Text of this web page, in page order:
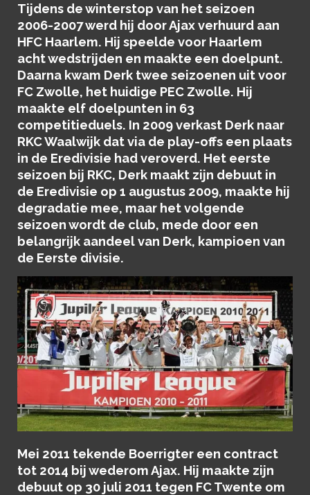
Tijdens de winterstop van het seizoen
2006-2007 werd hij door Ajax verhuurd aan
HFC Haarlem. Hij speelde voor Haarlem
acht wedstrijden en maakte een doelpunt.
Daarna kwam Derk twee seizoenen uit voor
FC Zwolle, het huidige PEC Zwolle. Hij
maakte elf doelpunten in 63
competitieduels. In 2009 verkast Derk naar
RKC Waalwijk dat via de play-offs een plaats
in de Eredivisie had veroverd. Het eerste
seizoen bij RKC, Derk maakt zijn debuut in
de Eredivisie op 1 augustus 2009, maakte hij
degradatie mee, maar het volgende
seizoen wordt de club, mede door een
belangrijk aandeel van Derk, kampioen van
de Eerste divisie.
Mei 2011 tekende Boerrigter een contract
tot 2014 bij wederom Ajax. Hij maakte zijn
debuut op 30 juli 2011 tegen FC Twente om